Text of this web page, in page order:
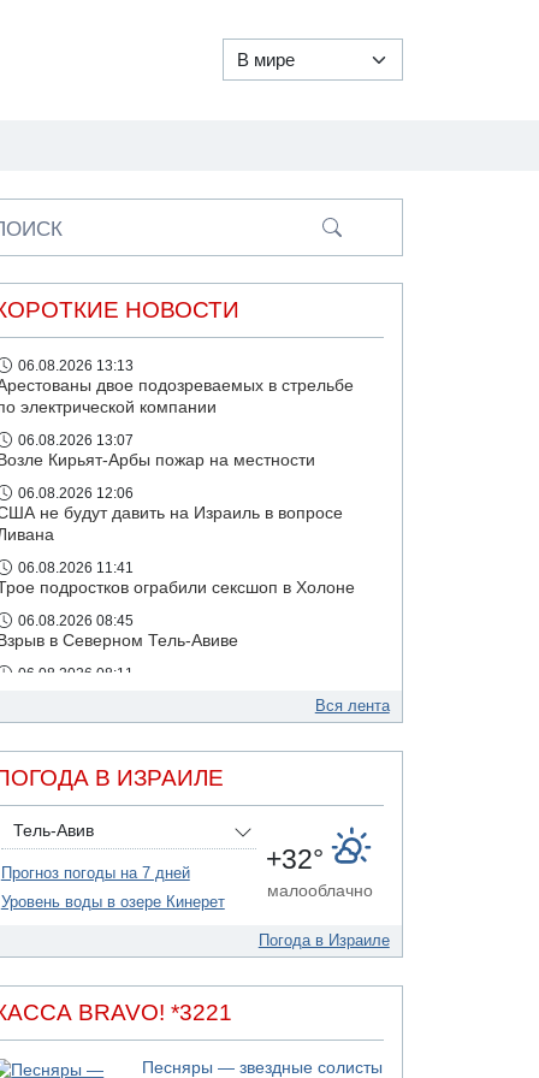
НОВОСТИ
06.08.2026 13:13
двое подозреваемых в стрельбе
электрической компании
06.08.2026 13:07
Возле Кирьят-Арбы пожар на местности
06.08.2026 12:06
не будут давить на Израиль в вопросе
06.08.2026 11:41
подростков ограбили сексшоп в Холоне
06.08.2026 08:45
Взрыв в Северном Тель-Авиве
06.08.2026 08:11
05.08.2026 18:30
провел испытания системы
обороны "Хец"
05.08.2026 18:28
МАДА призывает израильтян срочно сдавать
05.08.2026 17:00
Бывший посол Израиля в ООН Гилад Эрдан
севере Израиля на берег выбросило тело
05.08.2026 13:32
России горят новые склады
Вся лента
В ИЗРАИЛЕ
Тель-Авив
Прогноз погоды на 7 дней
Уровень воды в озере Кинерет
+32°
малооблачно
Погода в Израиле
BRAVO! *3221
Песняры — звездные солисты